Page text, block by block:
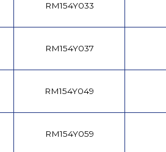
RM154Y033
RM154Y037
RM154Y049
RM154Y059